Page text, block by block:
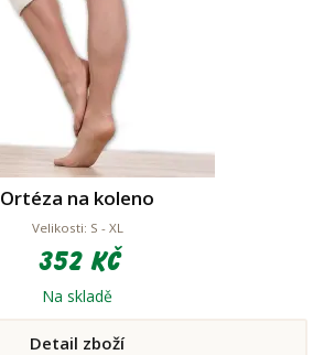
Ortéza na koleno
Velikosti: S - XL
352 Kč
Na skladě
Detail zboží